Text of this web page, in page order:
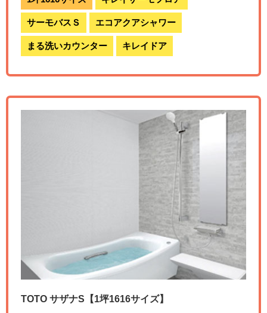
サーモバスＳ エコアクアシャワー
まる洗いカウンター キレイドア
TOTO サザナS【1坪1616サイズ】